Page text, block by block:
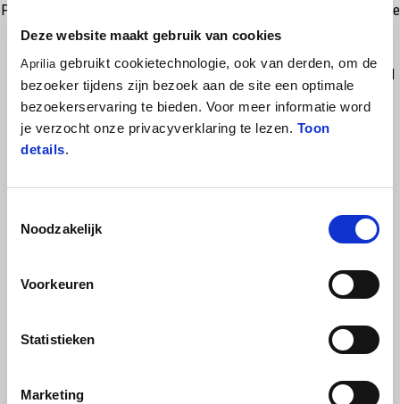
Deze website maakt gebruik van cookies
Aprilia gebruikt cookietechnologie, ook van derden, om de
bezoeker tijdens zijn bezoek aan de site een optimale
bezoekerservaring te bieden. Voor meer informatie word
je verzocht onze privacyverklaring te lezen. Toon
details.
Noodzakelijk
Voorkeuren
Statistieken
Marketing
For long range ride or touring experience in bad weather conditions, the
touring windscreen is a compulsory accessory: improve the
Metacrilate 4mm (Polycarbonate 4 mm for USA Version) ensure a full
clear visibility for a long time and strong resistence aginst weather
conditions. EU or USA Road Use Approved